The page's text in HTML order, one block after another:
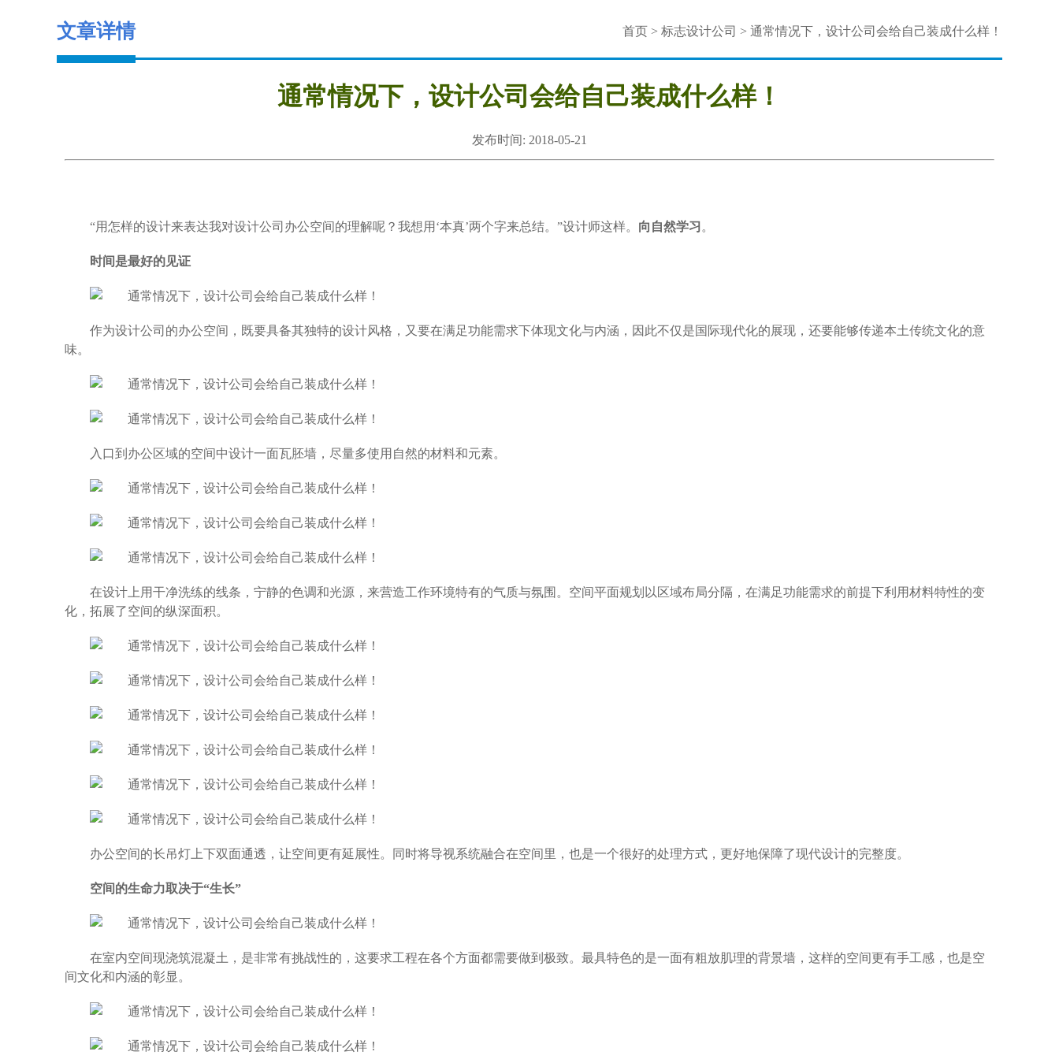
文章详情 首页 > 标志设计公司 > 通常情况下，设计公司会给自己装成什么样！
通常情况下，设计公司会给自己装成什么样！
发布时间: 2018-05-21
“用怎样的设计来表达我对设计公司办公空间的理解呢？我想用‘本真’两个字来总结。”设计师这样。 向自然学习 。
时间是最好的见证
作为设计公司的办公空间，既要具备其独特的设计风格，又要在满足功能需求下体现文化与内涵，因此不仅是国际现代化的展现，还要能够传递本土传统文化的意
味。
入口到办公区域的空间中设计一面瓦胚墙，尽量多使用自然的材料和元素。
在设计上用干净洗练的线条，宁静的色调和光源，来营造工作环境特有的气质与氛围。空间平面规划以区域布局分隔，在满足功能需求的前提下利用材料特性的变
化，拓展了空间的纵深面积。
办公空间的长吊灯上下双面通透，让空间更有延展性。同时将导视系统融合在空间里，也是一个很好的处理方式，更好地保障了现代设计的完整度。
空间的生命力取决于“生长”
在室内空间现浇筑混凝土，是非常有挑战性的，这要求工程在各个方面都需要做到极致。最具特色的是一面有粗放肌理的背景墙，这样的空间更有手工感，也是空
间文化和内涵的彰显。